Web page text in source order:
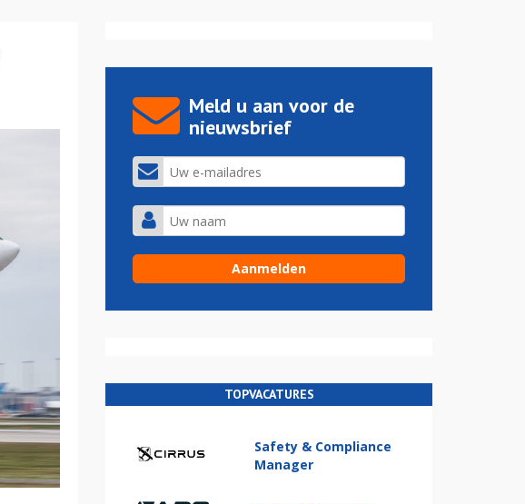
Meld u aan voor de
nieuwsbrief
TOPVACATURES
Safety & Compliance
Manager